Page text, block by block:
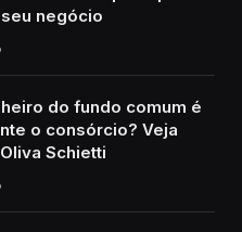
negócio
do fundo comum é
o consórcio? Veja
Schietti